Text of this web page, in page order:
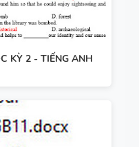
KỲ 2 - TIẾNG ANH